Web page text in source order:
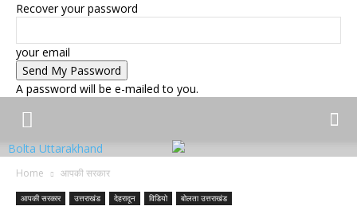
Recover your password
your email
A password will be e-mailed to you.
Bolta Uttarakhand
Home आपकी सरकार
आपकी सरकार उत्तराखंड देहरादून विडियो बोलता उत्तराखंड